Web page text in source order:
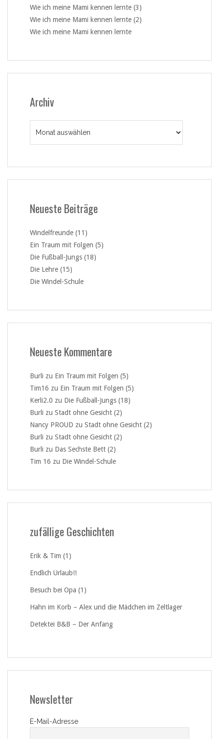
Wie ich meine Mami kennen lernte (3)
Wie ich meine Mami kennen lernte (2)
Wie ich meine Mami kennen lernte
Archiv
Neueste Beiträge
Windelfreunde (11)
Ein Traum mit Folgen (5)
Die Fußball-Jungs (18)
Die Lehre (15)
Die Windel-Schule
Neueste Kommentare
Burli zu Ein Traum mit Folgen (5)
Tim16 zu Ein Traum mit Folgen (5)
Kerli2.0 zu Die Fußball-Jungs (18)
Burli zu Stadt ohne Gesicht (2)
Nancy PROUD zu Stadt ohne Gesicht (2)
Burli zu Stadt ohne Gesicht (2)
Burli zu Das Sechste Bett (2)
Tim 16 zu Die Windel-Schule
zufällige Geschichten
Erik & Tim (1)
Endlich Urlaub!!
Besuch bei Opa (1)
Hahn im Korb – Alex und die Mädchen im Zeltlager
Detektei B&B – Der Anfang
Newsletter
E-Mail-Adresse